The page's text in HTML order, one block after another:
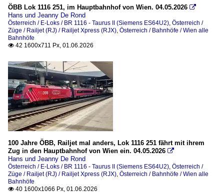
E-Loks
BR 1016 - Taurus I (Siemens ES64U2)
BR 1116 - Taurus II (Siemens ES64U2)
BR 1216 - Taurus III (Siemens ES64U4)
Strecken
Unterinntalbahn (Kufstein–Innsbruck)
Westbahn (Wien - Linz - Salzburg), ÖBB 100/101
Unternehmen
ÖBB-Produktion GmbH
Wagen
ÖBB Lok 1116 251, im Hauptbahnhof von Wien. 04.05.2026 
Hans und Jeanny De Rond
Österreich / E-Loks / BR 1116 - Taurus II (Siemens ES64U2), Österreich /
Züge / Railjet (RJ) / Railjet Xpress (RJX), Österreich / Bahnhöfe / Wien alle
Bahnhöfe
 42 1600x711 Px, 01.06.2026
100 Jahre ÖBB, Railjet mal anders, Lok 1116 251 fährt mit ihrem
Zug in den Hauptbahnhof von Wien ein. 04.05.2026 
Hans und Jeanny De Rond
Österreich / E-Loks / BR 1116 - Taurus II (Siemens ES64U2), Österreich /
Züge / Railjet (RJ) / Railjet Xpress (RJX), Österreich / Bahnhöfe / Wien alle
Bahnhöfe
 40 1600x1066 Px, 01.06.2026